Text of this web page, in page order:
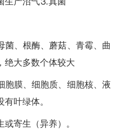
菌、根酶、蘑菇、青霉、曲
绝大多数个体较大
胞膜、细胞质、细胞核、液
叶绿体。
寄生（异养）。